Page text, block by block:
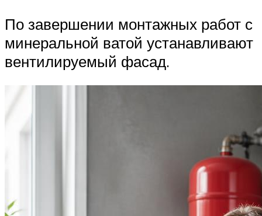
По завершении монтажных работ с
минеральной ватой устанавливают
вентилируемый фасад.